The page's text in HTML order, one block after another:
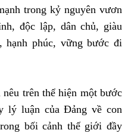
trong kỷ nguyên vươn
độc lập, dân chủ, giàu
hạnh phúc, vững bước đi
trên thể hiện một bước
lý luận của Đảng về con
bối cảnh thế giới đầy